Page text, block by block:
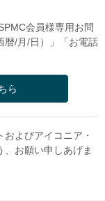
会員様専用お問
暦/月/日）」「お電話
ら
よびアイコニア・
お願い申しあげま